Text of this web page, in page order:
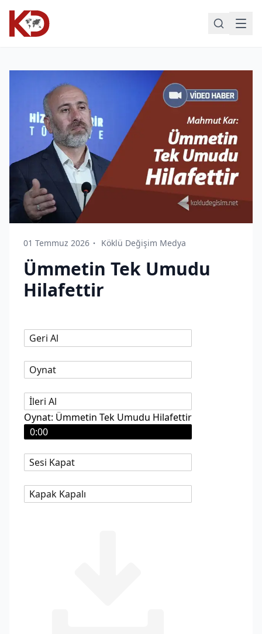
01 Temmuz 2026 Köklü Değişim Medya
Ümmetin Tek Umudu
Hilafettir
Geri Al
Oynat
İleri Al
Oynat: Ümmetin Tek Umudu Hilafettir
0:00
Sesi Kapat
Kapak Kapalı